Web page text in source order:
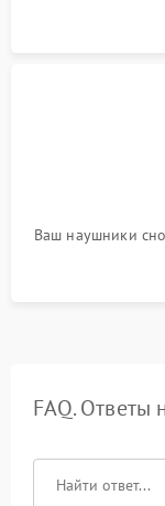
Ваш наушники
FAQ. Ответы